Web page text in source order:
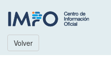
Volver